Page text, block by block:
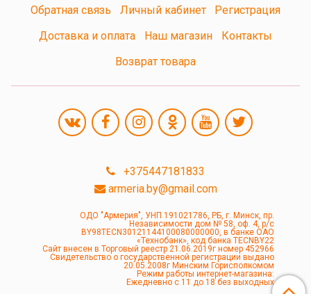
Обратная связь Личный кабинет
Регистрация
Доставка и оплата
Наш магазин
Контакты
Возврат товара
+375447181833
armeria.by@gmail.com
ОДО "Армерия", УНП 191021786, РБ, г. Минск, пр.
Независимости дом № 58, оф. 4, р/с
BY98TECN30121144100080000000, в банке ОАО
«Технобанк», код банка TECNBY22
Сайт внесен в Торговый реестр 21.06.2019г номер 452966
Свидетельство о государственной регистрации выдано
20.05.2008г Минским Горисполкомом
Режим работы интернет-магазина:
Ежедневно с 11 до 18 без выходных